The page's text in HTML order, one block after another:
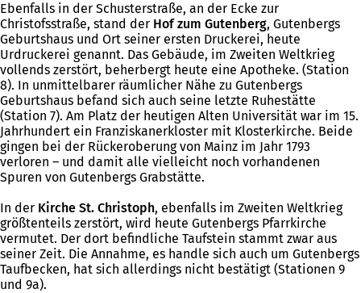
Ebenfalls in der Schusterstraße, an der Ecke zur
Christofsstraße, stand der Hof zum Gutenberg, Gutenbergs
Geburtshaus und Ort seiner ersten Druckerei, heute
Urdruckerei genannt. Das Gebäude, im Zweiten Weltkrieg
vollends zerstört, beherbergt heute eine Apotheke. (Station
8). In unmittelbarer räumlicher Nähe zu Gutenbergs
Geburtshaus befand sich auch seine letzte Ruhestätte
(Station 7). Am Platz der heutigen Alten Universität war im 15.
Jahrhundert ein Franziskanerkloster mit Klosterkirche. Beide
gingen bei der Rückeroberung von Mainz im Jahr 1793
verloren – und damit alle vielleicht noch vorhandenen
Spuren von Gutenbergs Grabstätte.
In der Kirche St. Christoph, ebenfalls im Zweiten Weltkrieg
größtenteils zerstört, wird heute Gutenbergs Pfarrkirche
vermutet. Der dort befindliche Taufstein stammt zwar aus
seiner Zeit. Die Annahme, es handle sich auch um Gutenbergs
Taufbecken, hat sich allerdings nicht bestätigt (Stationen 9
und 9a).